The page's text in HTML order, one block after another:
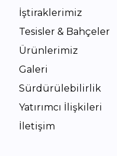
İştiraklerimiz
Tesisler & Bahçeler
Ürünlerimiz
Galeri
Sürdürülebilirlik
Yatırımcı İlişkileri
İletişim